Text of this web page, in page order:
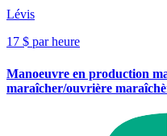
Lévis
17 $ par heure
Manoeuvre en production
maraîcher/ouvrière